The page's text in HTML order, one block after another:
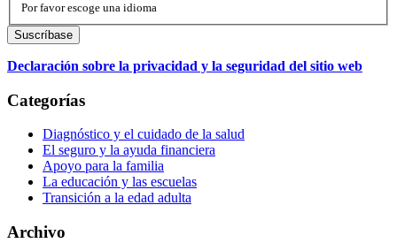
Por favor escoge una idioma
Declaración sobre la privacidad y la seguridad del sitio web
Categorías
Diagnóstico y el cuidado de la salud
El seguro y la ayuda financiera
Apoyo para la familia
La educación y las escuelas
Transición a la edad adulta
Archivo